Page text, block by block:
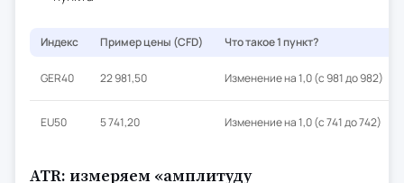
Индекс Пример цены (CFD) Что такое 1 пункт?
GER40 22 981,50 Изменение на 1,0 (с 981 до 982)
EU50 5 741,20 Изменение на 1,0 (с 741 до 742)
ATR: измеряем «амплитуду